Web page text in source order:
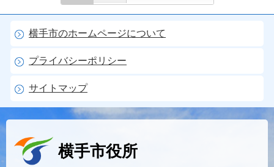
横手市のホームページについて
プライバシーポリシー
サイトマップ
横手市役所